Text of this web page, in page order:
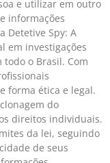
e utilizar em outro
informações
Detetive Spy: A
em investigações
o Brasil. Com
forma ética e legal.
do
direitos individuais.
da lei, seguindo
de seus